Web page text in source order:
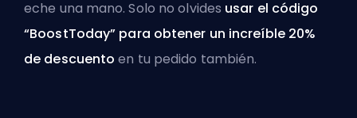
eche una mano. Solo no olvides usar el código
“BoostToday” para obtener un increíble 20%
de descuento en tu pedido también.